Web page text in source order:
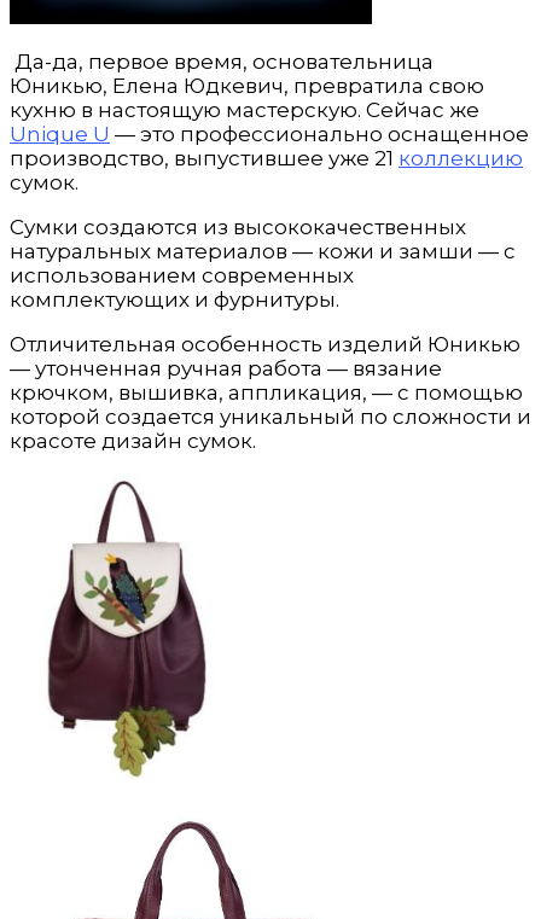
Да-да, первое время, основательница
Юникью, Елена Юдкевич, превратила свою
кухню в настоящую мастерскую. Сейчас же
Unique U — это профессионально оснащенное
производство, выпустившее уже 21 коллекцию
сумок.
Сумки создаются из высококачественных
натуральных материалов — кожи и замши — с
использованием современных
комплектующих и фурнитуры.
Отличительная особенность изделий Юникью
— утонченная ручная работа — вязание
крючком, вышивка, аппликация, — с помощью
которой создается уникальный по сложности и
красоте дизайн сумок.